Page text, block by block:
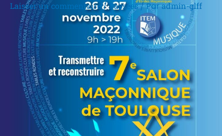
Laisser un commentaire /Passées/ Paradmin-glff